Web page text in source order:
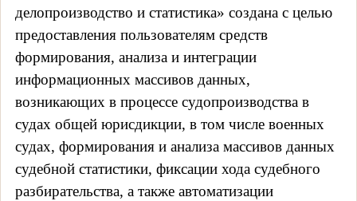
делопроизводство и статистика» создана с целью
предоставления пользователям средств
формирования, анализа и интеграции
информационных массивов данных,
возникающих в процессе судопроизводства в
судах общей юрисдикции, в том числе военных
судах, формирования и анализа массивов данных
судебной статистики, фиксации хода судебного
разбирательства, а также автоматизации